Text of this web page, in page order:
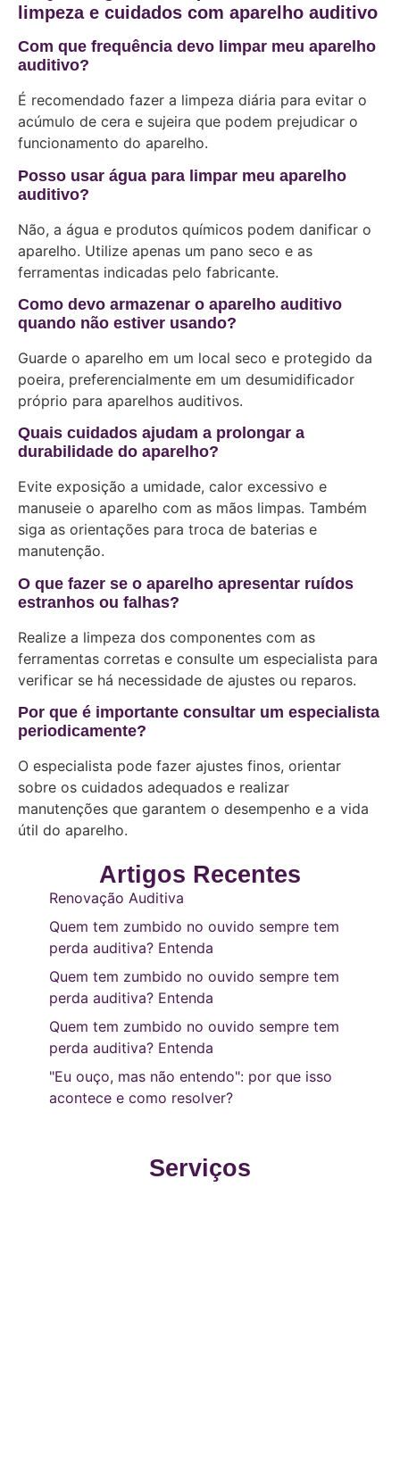
limpeza e cuidados com aparelho auditivo
Com que frequência devo limpar meu aparelho
auditivo?
É recomendado fazer a limpeza diária para evitar o
acúmulo de cera e sujeira que podem prejudicar o
funcionamento do aparelho.
Posso usar água para limpar meu aparelho
auditivo?
Não, a água e produtos químicos podem danificar o
aparelho. Utilize apenas um pano seco e as
ferramentas indicadas pelo fabricante.
Como devo armazenar o aparelho auditivo
quando não estiver usando?
Guarde o aparelho em um local seco e protegido da
poeira, preferencialmente em um desumidificador
próprio para aparelhos auditivos.
Quais cuidados ajudam a prolongar a
durabilidade do aparelho?
Evite exposição a umidade, calor excessivo e
manuseie o aparelho com as mãos limpas. Também
siga as orientações para troca de baterias e
manutenção.
O que fazer se o aparelho apresentar ruídos
estranhos ou falhas?
Realize a limpeza dos componentes com as
ferramentas corretas e consulte um especialista para
verificar se há necessidade de ajustes ou reparos.
Por que é importante consultar um especialista
periodicamente?
O especialista pode fazer ajustes finos, orientar
sobre os cuidados adequados e realizar
manutenções que garantem o desempenho e a vida
útil do aparelho.
Artigos Recentes
Renovação Auditiva
Quem tem zumbido no ouvido sempre tem
perda auditiva? Entenda
Quem tem zumbido no ouvido sempre tem
perda auditiva? Entenda
Quem tem zumbido no ouvido sempre tem
perda auditiva? Entenda
"Eu ouço, mas não entendo": por que isso
acontece e como resolver?
Serviços